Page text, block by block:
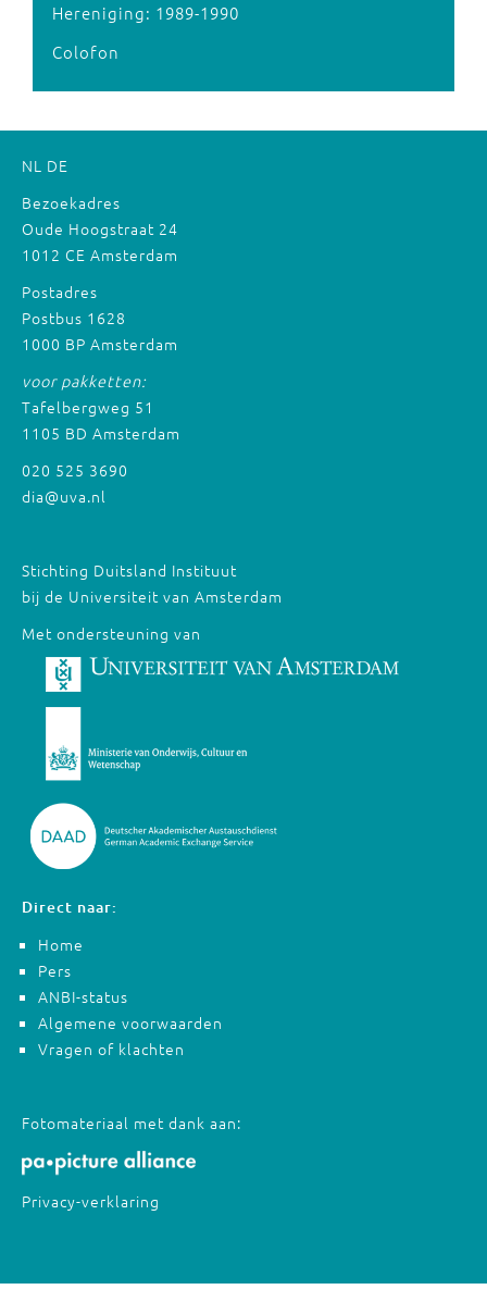
Hereniging: 1989-1990
Colofon
NL DE
Bezoekadres
Oude Hoogstraat 24
1012 CE Amsterdam
Postadres
Postbus 1628
1000 BP Amsterdam
voor pakketten:
Tafelbergweg 51
1105 BD Amsterdam
020 525 3690
dia@uva.nl
Stichting Duitsland Instituut
bij de Universiteit van Amsterdam
Met ondersteuning van
Direct naar:
Home
Pers
ANBI-status
Algemene voorwaarden
Vragen of klachten
Fotomateriaal met dank aan:
Privacy-verklaring